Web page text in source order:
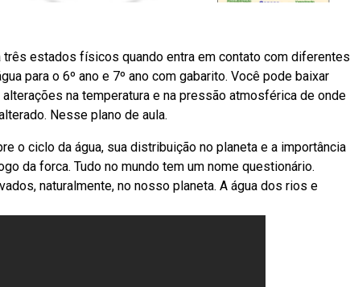
três estados físicos quando entra em contato com diferentes
para o 6º ano e 7º ano com gabarito. Você pode baixar
na temperatura e na pressão atmosférica de onde
Nesse plano de aula.
o ciclo da água, sua distribuição no planeta e a importância
da forca. Tudo no mundo tem um nome questionário.
naturalmente, no nosso planeta. A água dos rios e